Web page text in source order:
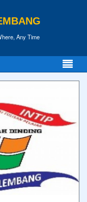
Any Time